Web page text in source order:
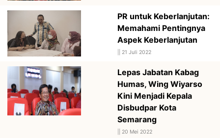
PR untuk Keberlanjutan:
Memahami Pentingnya
Aspek Keberlanjutan
21 Juli 2022
Lepas Jabatan Kabag
Humas, Wing Wiyarso
Kini Menjadi Kepala
Disbudpar Kota
Semarang
20 Mei 2022